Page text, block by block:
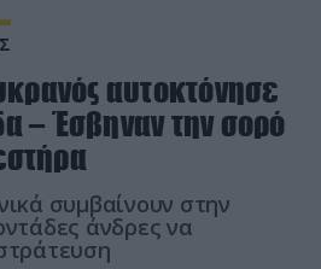
αυτοκτόνησε
– Έσβηναν την σορό
συμβαίνουν στην
άνδρες να